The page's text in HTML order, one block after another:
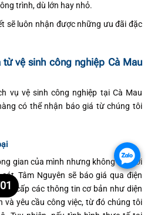
trình, dù lớn hay nhỏ.
sẽ luôn nhận được những ưu đãi đặc
vệ sinh công nghiệp Cà Mau
vụ vệ sinh công nghiệp tại Cà Mau
có thể nhận báo giá từ chúng tôi
gian của mình nhưng không có thời
Tâm Nguyên sẽ báo giá qua điện
cấp các thông tin cơ bản như diện
và yêu cầu công việc, từ đó chúng tôi
.